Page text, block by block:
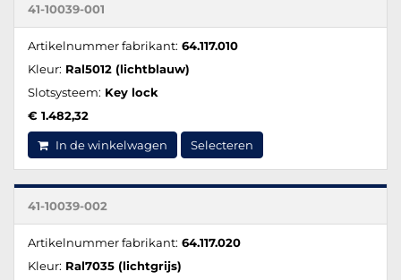
41-10039-001
Artikelnummer fabrikant: 64.117.010
Kleur: Ral5012 (lichtblauw)
Slotsysteem: Key lock
€ 1.482,32
In de winkelwagen Selecteren
41-10039-002
Artikelnummer fabrikant: 64.117.020
Kleur: Ral7035 (lichtgrijs)